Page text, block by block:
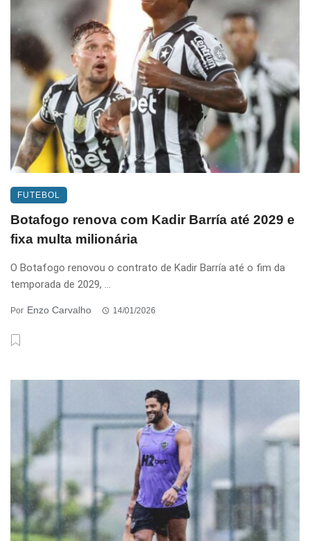
FUTEBOL
Botafogo renova com Kadir Barría até 2029 e
fixa multa milionária
O Botafogo renovou o contrato de Kadir Barría até o fim da
temporada de 2029, ...
Por Enzo Carvalho 14/01/2026